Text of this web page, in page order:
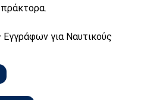
για Ναυτικούς